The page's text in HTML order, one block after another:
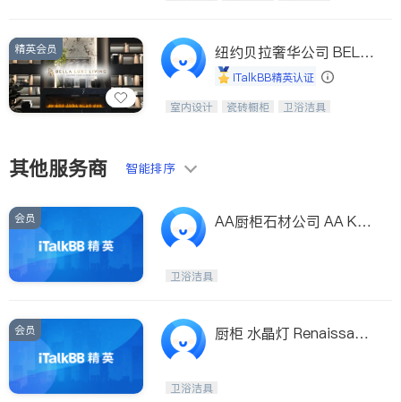
水槽、水龙头与抽油烟机。品质厨房，
家的选择。
精英会员
纽约贝拉奢华公司 BELL
A LUXE
iTalkBB精英认证
设计、制造、安装一体化，打造高端定
室内设计 瓷砖橱柜
卫浴洁具
其他服务商 智能排序
会员
AA厨柜石材公司 AA Kit
卫浴洁具
会员
厨柜 水晶灯 Renaissanc
卫浴洁具